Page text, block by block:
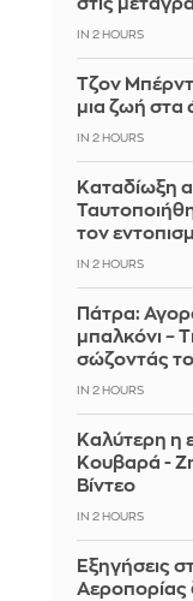
στις
IN 2 HOURS
Τζον
μια ζωή στα
IN 2 HOURS
Καταδίωξη
τον
IN 2 HOURS
Πάτρα:
μπαλκόνι –
σώζοντάς
IN 2 HOURS
Καλύτερη η
Κουβαρά -
Βίντεο
IN 2 HOURS
Εξηγήσεις
Αεροπορίας